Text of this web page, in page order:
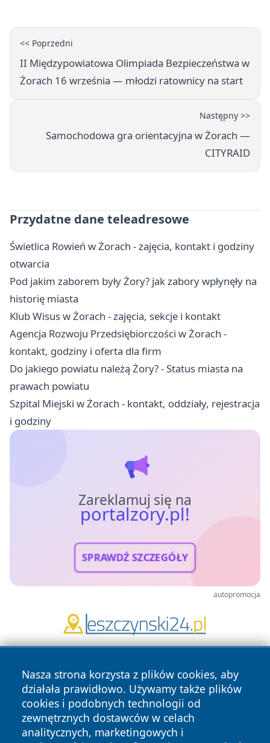
<< Poprzedni
II Międzypowiatowa Olimpiada Bezpieczeństwa w
Żorach 16 września — młodzi ratownicy na start
Następny >>
Samochodowa gra orientacyjna w Żorach —
CITYRAID
Przydatne dane teleadresowe
Świetlica Rowień w Żorach - zajęcia, kontakt i godziny
otwarcia
Pod jakim zaborem były Żory? jak zabory wpłynęły na
historię miasta
Klub Wisus w Żorach - zajęcia, sekcje i kontakt
Agencja Rozwoju Przedsiębiorczości w Żorach -
kontakt, godziny i oferta dla firm
Do jakiego powiatu należą Żory? - Status miasta na
prawach powiatu
Szpital Miejski w Żorach - kontakt, oddziały, rejestracja
i godziny
Zareklamuj się na
portalzory.pl!
SPRAWDŹ SZCZEGÓŁY
autopromocja
Nasza strona korzysta z plików cookies, aby
działała prawidłowo. Używamy także plików
cookies i podobnych technologii od
zewnętrznych dostawców w celach
analitycznych, marketingowych i
Copyright © 2026 portalzory.pl Wszystkie prawa zastrzeżone.